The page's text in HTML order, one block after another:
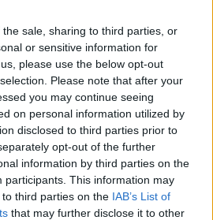
sale, sharing to third parties, or
or sensitive information for
please use the below opt-out
Please note that after your
you may continue seeing
on personal information utilized by
disclosed to third parties prior to
opt-out of the further
information by third parties on the
participants. This information may
third parties on the IAB’s List of
that may further disclose it to other
, «Αυτά είναι πράγματα
υποστηρίζουν ότι
να φέρει εις πέρας
το κράτος δεν μπορεί
τα δικά τουανεπαρκή
που αντιμετωπίζει η
Ρετζέπ Ταγίπ
στη μοιρολατρία».